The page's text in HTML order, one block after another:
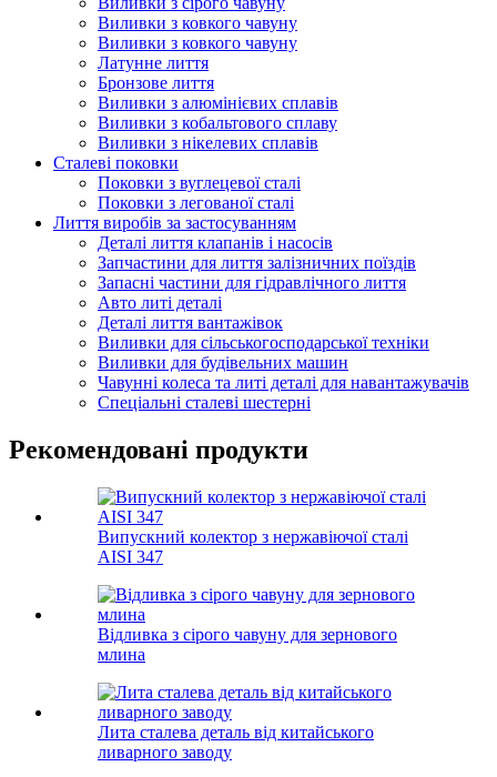
Виливки з ковкого чавуну
Виливки з ковкого чавуну
Латунне лиття
Бронзове лиття
Виливки з алюмінієвих сплавів
Виливки з кобальтового сплаву
Виливки з нікелевих сплавів
Сталеві поковки
Поковки з вуглецевої сталі
Поковки з легованої сталі
Лиття виробів за застосуванням
Деталі лиття клапанів і насосів
Запчастини для лиття залізничних поїздів
Запасні частини для гідравлічного лиття
Авто литі деталі
Деталі лиття вантажівок
Виливки для сільськогосподарської техніки
Виливки для будівельних машин
Чавунні колеса та литі деталі для навантажувачів
Спеціальні сталеві шестерні
Рекомендовані продукти
Випускний колектор з нержавіючої сталі
AISI 347
Відливка з сірого чавуну для зернового
млина
Лита сталева деталь від китайського
ливарного заводу